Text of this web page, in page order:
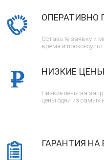
ОПЕРАТИВНО
Оставьте заявку и
время и
НИЗКИЕ
Низкие цены на
цены одни из самых
ГАРАНТИЯ НА